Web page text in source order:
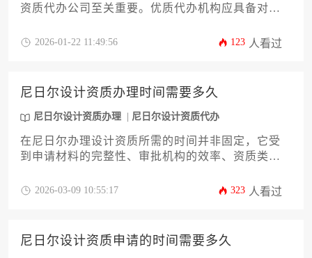
资质代办公司至关重要。优质代办机构应具备对当
的政府沟通渠道。本文将从企业实力、服务案例、
力工程企业顺利开拓西非市场。
2026-01-22 11:49:56 123 人看过
尼日尔设计资质办理时间需要多久
尼日尔设计资质办理 尼日尔设计资质代办
在尼日尔办理设计资质所需的时间并非固定，它受
到申请材料的完整性、审批机构的效率、资质类型
言，从启动准备到最终获批，整个流程可能持续数
2026-03-09 10:55:17 323 人看过
尼日尔设计资质申请的时间需要多久